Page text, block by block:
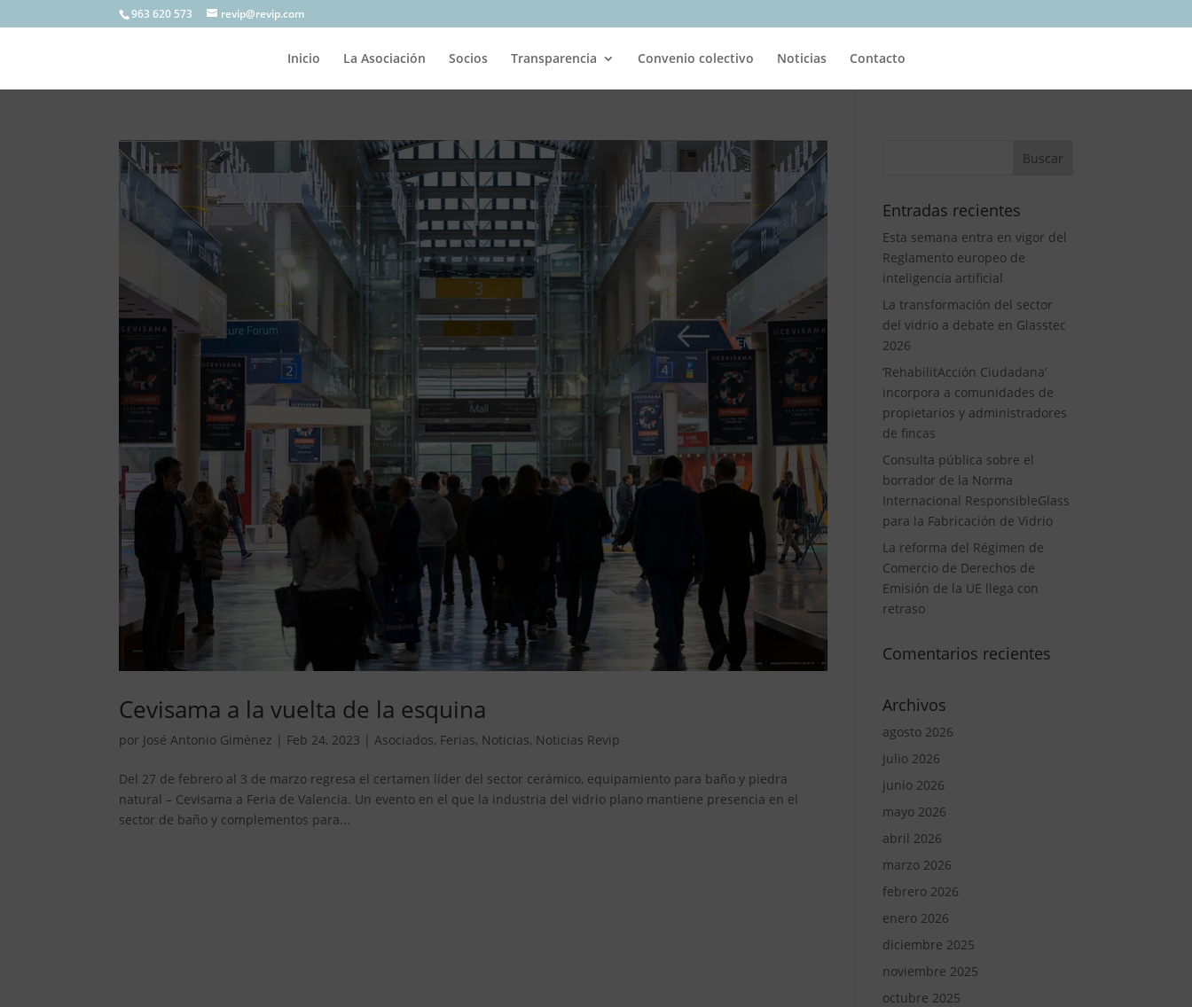
963 620 573 revip@revip.com
Inicio La Asociación Socios Transparencia Convenio colectivo Noticias Contacto
Cevisama a la vuelta de la esquina
por José Antonio Giménez | Feb 24, 2023 | Asociados, Ferias, Noticias, Noticias Revip
Del 27 de febrero al 3 de marzo regresa el certamen líder del sector cerámico, equipamiento para baño y piedra
natural – Cevisama a Feria de Valencia. Un evento en el que la industria del vidrio plano mantiene presencia en el
sector de baño y complementos para...
Entradas recientes
Esta semana entra en vigor del
Reglamento europeo de
inteligencia artificial
La transformación del sector
del vidrio a debate en Glasstec
2026
‘RehabilitAcción Ciudadana’
incorpora a comunidades de
propietarios y administradores
de fincas
Consulta pública sobre el
borrador de la Norma
Internacional ResponsibleGlass
para la Fabricación de Vidrio
La reforma del Régimen de
Comercio de Derechos de
Emisión de la UE llega con
retraso
Comentarios recientes
Archivos
agosto 2026
julio 2026
junio 2026
mayo 2026
abril 2026
marzo 2026
febrero 2026
enero 2026
diciembre 2025
noviembre 2025
octubre 2025